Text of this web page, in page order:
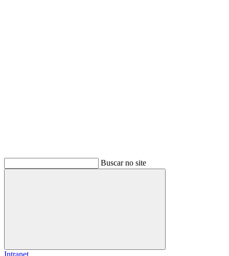
Buscar no site
Buscar
Intranet